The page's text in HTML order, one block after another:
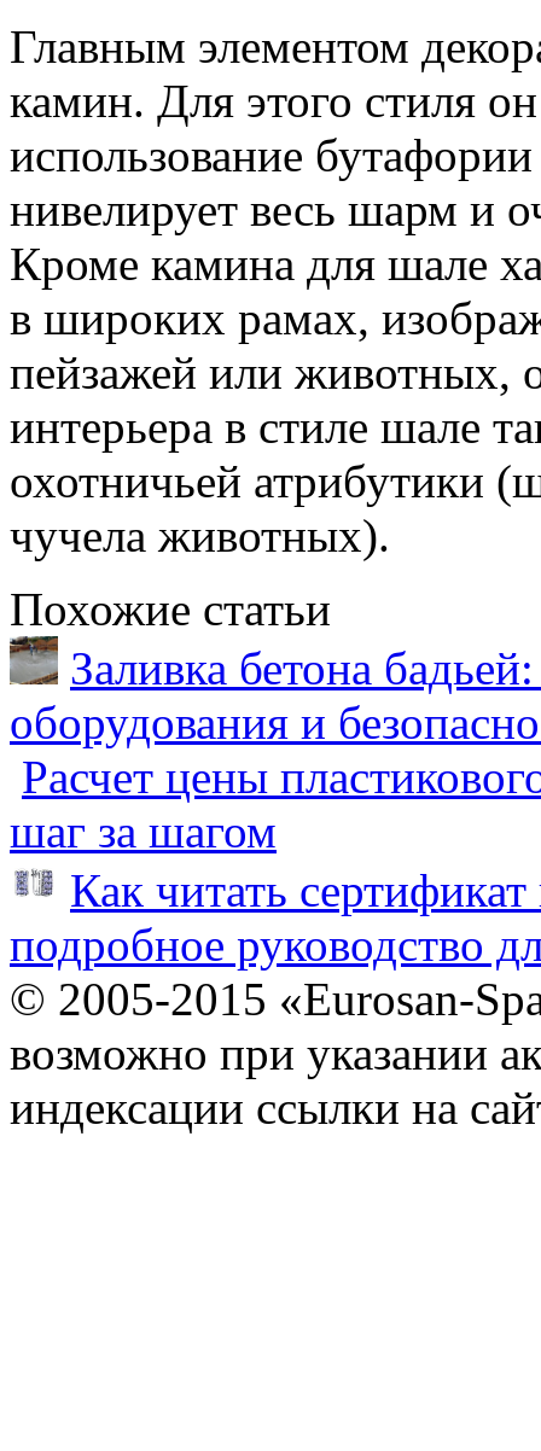
Главным элементом
камин. Для этого стиля
использование
нивелирует весь шарм и
Кроме камина для шале
в широких рамах,
пейзажей или животных,
интерьера в стиле шале
охотничьей атрибутики
чучела животных).
Похожие статьи
Заливка бетона
оборудования и
Расчет цены
шаг за шагом
Как читать
подробное руководство
© 2005-2015 «Eurosan-
возможно при указании
индексации ссылки на